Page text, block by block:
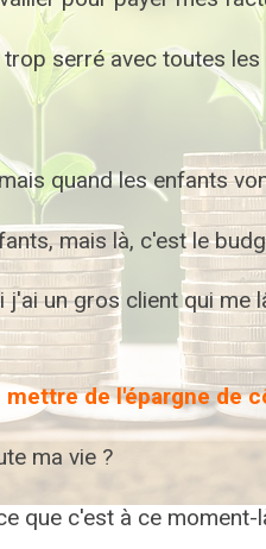
serré avec toutes les
quand les enfants
mais là, c'est le
un gros client qui
de l'épargne de
ma vie ?
que c'est à ce